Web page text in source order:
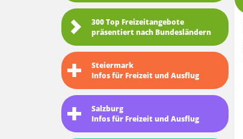
300 Top Freizeitangebote
präsentiert nach Bundesländern
Steiermark
Infos für Freizeit und Ausflug
Salzburg
Infos für Freizeit und Ausflug